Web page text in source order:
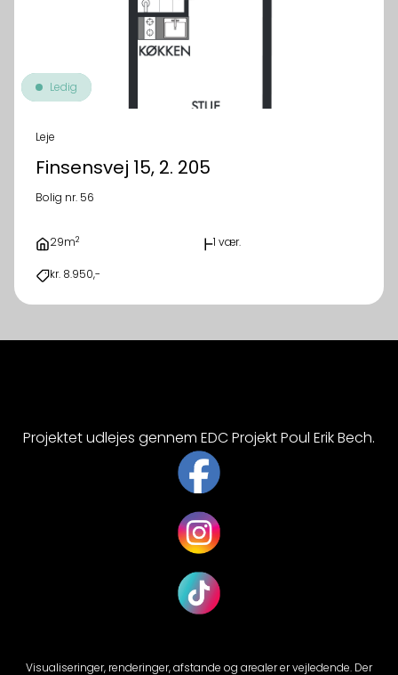
Ledig
Leje
Finsensvej 15, 2. 205
Bolig nr. 56
29m2 1 vær.
kr. 8.950,-
Projektet udlejes gennem EDC Projekt Poul Erik Bech.
Visualiseringer, renderinger, afstande og arealer er vejledende. Der